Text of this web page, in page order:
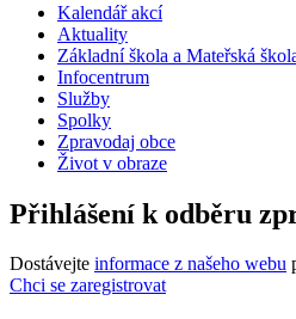
Kalendář akcí
Aktuality
Základní škola a Mateřská
Infocentrum
Služby
Spolky
Zpravodaj obce
Život v obraze
Přihlášení k odběru
Dostávejte informace z našeho webu
Chci se zaregistrovat